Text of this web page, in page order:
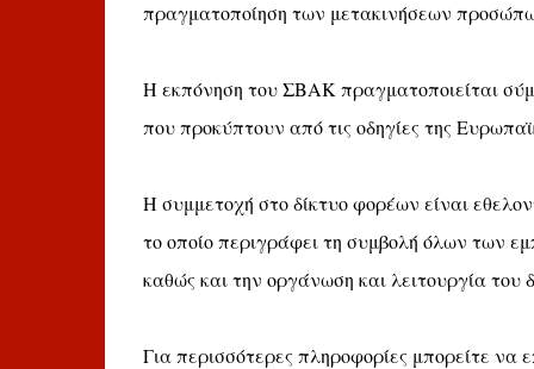
πραγματοποίηση των μετακινήσεων
Η εκπόνηση του ΣΒΑΚ πραγματοποιείται
που προκύπτουν από τις οδηγίες της
Η συμμετοχή στο δίκτυο φορέων είναι
το οποίο περιγράφει τη συμβολή όλων των
καθώς και την οργάνωση και λειτουργία του
Για περισσότερες πληροφορίες μπορείτε